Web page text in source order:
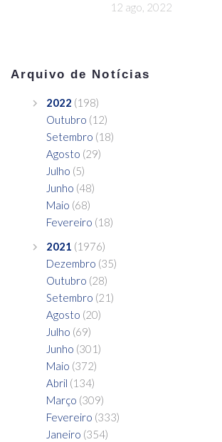
12 ago, 2022
Arquivo de Notícias
2022 (198)
Outubro (12)
Setembro (18)
Agosto (29)
Julho (5)
Junho (48)
Maio (68)
Fevereiro (18)
2021 (1976)
Dezembro (35)
Outubro (28)
Setembro (21)
Agosto (20)
Julho (69)
Junho (301)
Maio (372)
Abril (134)
Março (309)
Fevereiro (333)
Janeiro (354)